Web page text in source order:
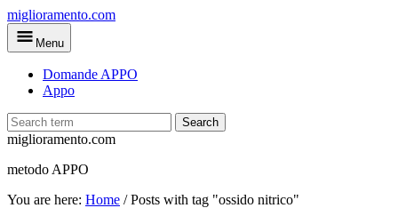
Skip
to
main
miglioramento.com
Menu
Domande APPO
Appo
Search
miglioramento.com
metodo APPO
You are here: Home /Posts with tag "ossido nitrico"